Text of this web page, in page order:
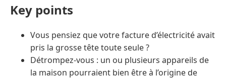
Key points
Vous pensiez que votre facture d’électricité avait
pris la grosse tête toute seule ?
Détrompez-vous : un ou plusieurs appareils de
la maison pourraient bien être à l’origine de